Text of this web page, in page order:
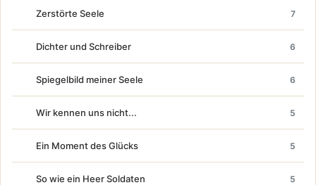
Zerstörte Seele 7
Dichter und Schreiber 6
Spiegelbild meiner Seele 6
Wir kennen uns nicht... 5
Ein Moment des Glücks 5
So wie ein Heer Soldaten 5